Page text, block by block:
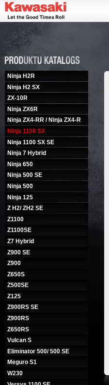
Ninja H2R
Ninja H2 SX
ZX-10R
Ninja ZX6R
Ninja ZX4-RR / Ninja ZX4-R
Ninja 1100 SX
Ninja 1100 SX SE
Ninja 7 Hybrid
Ninja 650
Ninja 500 SE
Ninja 500
Ninja 125
Z H2/ ZH2 SE
Z1100
Z1100SE
Z7 Hybrid
Z900 SE
Z900
Z650S
Z500SE
Z125
Z900RS SE
Z900RS
Z650RS
Vulcan S
Eliminator 500/ 500 SE
Meguro S1
W230